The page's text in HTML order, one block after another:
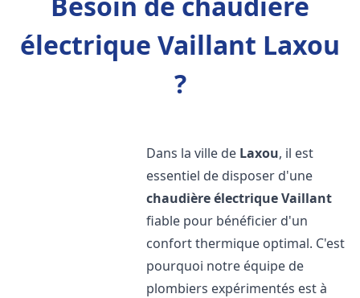
électrique Vaillant Laxou
?
Dans la ville de Laxou, il est
essentiel de disposer d'une
chaudière électrique Vaillant
fiable pour bénéficier d'un
confort thermique optimal. C'est
pourquoi notre équipe de
plombiers expérimentés est à